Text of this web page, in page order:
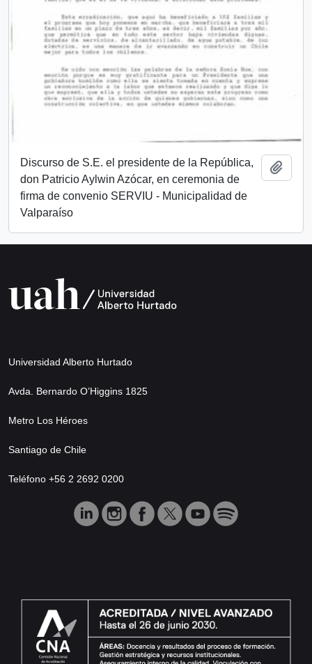
Discurso de S.E. el presidente de la República,
don Patricio Aylwin Azócar, en ceremonia de
firma de convenio SERVIU - Municipalidad de
Valparaíso
Universidad Alberto Hurtado
Avda. Bernardo O’Higgins 1825
Metro Los Héroes
Santiago de Chile
Teléfono +56 2 2692 0200